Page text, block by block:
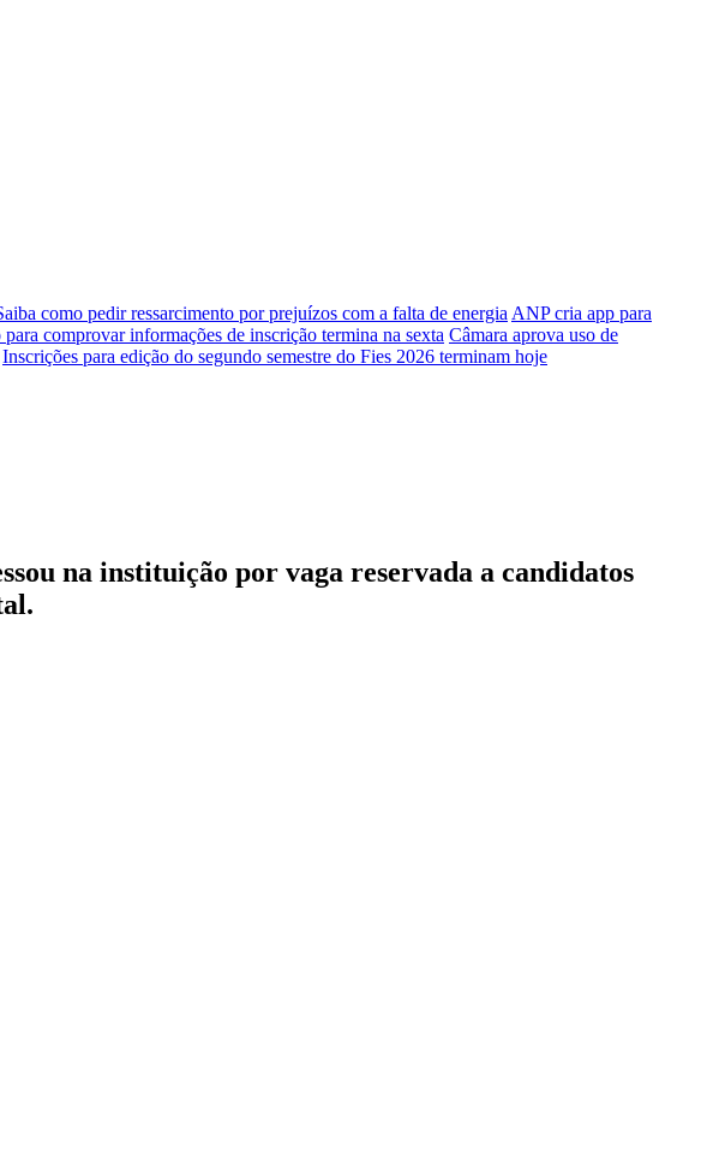
como pedir ressarcimento por prejuízos com a falta de energia ANP cria app para
comprovar informações de inscrição termina na sexta Câmara aprova uso de
Inscrições para edição do segundo semestre do Fies 2026 terminam hoje
na instituição por vaga reservada a candidatos